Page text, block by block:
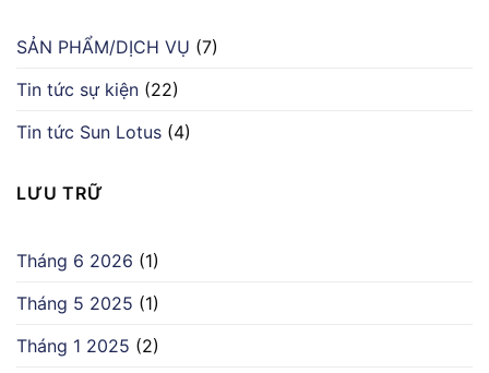
SẢN PHẨM/DỊCH VỤ (7)
Tin tức sự kiện (22)
Tin tức Sun Lotus (4)
LƯU TRỮ
Tháng 6 2026 (1)
Tháng 5 2025 (1)
Tháng 1 2025 (2)